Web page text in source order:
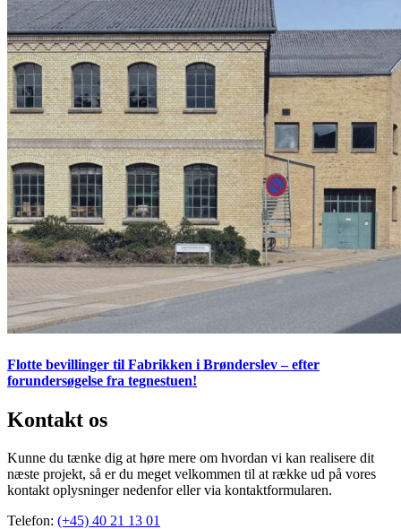
Flotte bevillinger til Fabrikken i Brønderslev – efter
forundersøgelse fra tegnestuen!
Kontakt os
Kunne du tænke dig at høre mere om hvordan vi kan realisere dit
næste projekt, så er du meget velkommen til at række ud på vores
kontakt oplysninger nedenfor eller via kontaktformularen.
Telefon: (+45) 40 21 13 01